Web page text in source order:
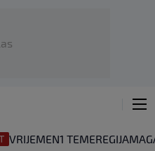
VRIJEMEN1 TEMEREGIJA